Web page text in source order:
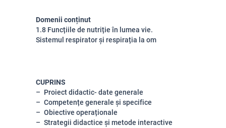
Domenii conținut
1.8 Funcțiile de nutriție în lumea vie.
Sistemul respirator și respirația la om
CUPRINS
Proiect didactic- date generale
Competențe generale și specifice
Obiective operaționale
Strategii didactice și metode interactive